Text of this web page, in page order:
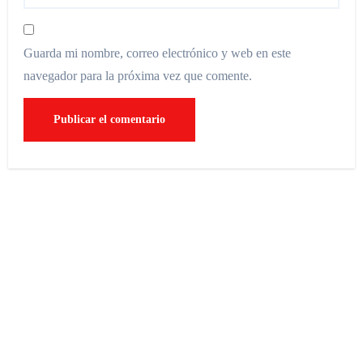
Guarda mi nombre, correo electrónico y web en este
navegador para la próxima vez que comente.